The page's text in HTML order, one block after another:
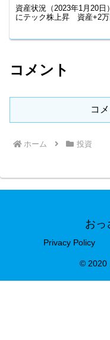
資産状況（2023年1月20日
にテック株上昇 資産+2万
コメント
コ
ホーム 投資
おっ
Privacy Policy
© 2020